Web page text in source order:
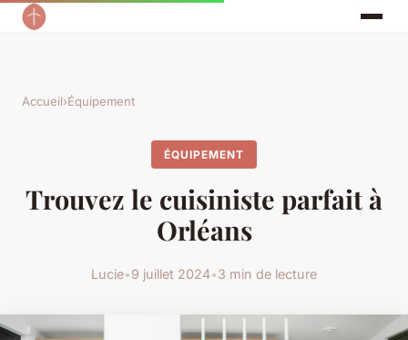
Accueil›Équipement
ÉQUIPEMENT
Trouvez le cuisiniste parfait à
Orléans
Lucie•9 juillet 2024•3 min de lecture